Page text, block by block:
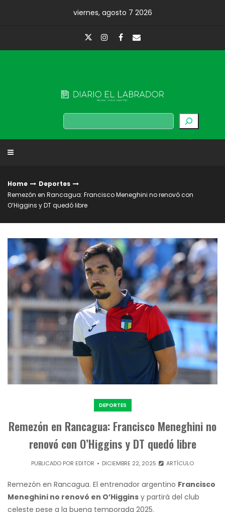
viernes, agosto 7 2026
Buscar
Home
Deportes
Remezón en Rancagua: Francisco Meneghini no renovó con
O’Higgins y DT quedó libre
DEPORTES
Remezón en Rancagua: Francisco Meneghini no
renovó con O’Higgins y DT quedó libre
PUBLICADO POR EDITOR DICIEMBRE 22, 2025 ARTÍCULO
Remezón en Rancagua. El entrenador argentino Francisco
Meneghini no renovó en O’Higgins y partirá del club
celeste pese a la buena temporada 2025.